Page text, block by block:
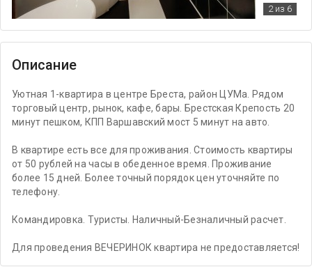
2из 6
Описание
Уютная 1-квартира в центре Бреста, район ЦУМа. Рядом
торговый центр, рынок, кафе, бары. Брестская Крепость 20
минут пешком, КПП Варшавский мост 5 минут на авто.
В квартире есть все для проживания. Стоимость квартиры
от 50 рублей на часы в обеденное время. Проживание
более 15 дней. Более точный порядок цен уточняйте по
телефону.
Командировка. Туристы. Наличный-Безналичный расчет.
Для проведения ВЕЧЕРИНОК квартира не предоставляется!